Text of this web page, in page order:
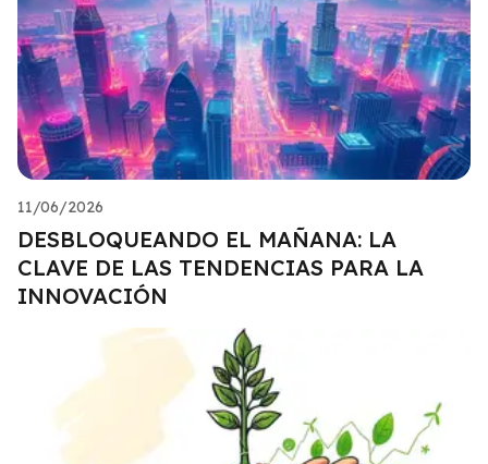
11/06/2026
DESBLOQUEANDO EL MAÑANA: LA
CLAVE DE LAS TENDENCIAS PARA LA
INNOVACIÓN